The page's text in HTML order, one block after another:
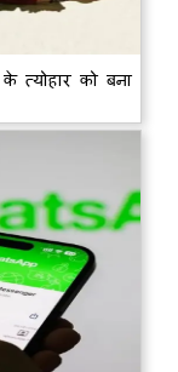
त्योहार को बना